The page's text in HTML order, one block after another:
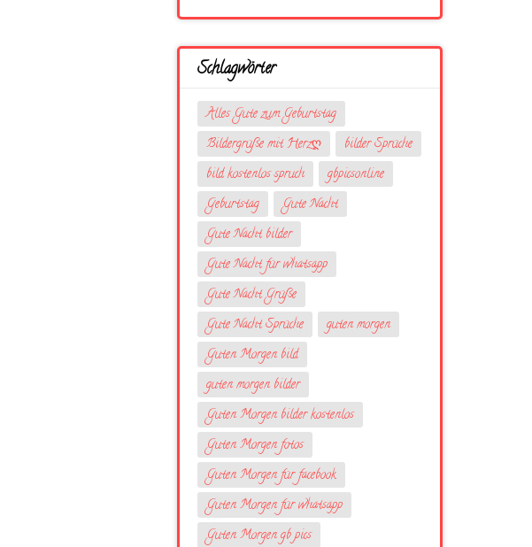
Schlagwörter
Alles Gute zum Geburtstag
Bildergrüße mit Herzღ
bilder Sprüche
bild kostenlos spruch
gbpicsonline
Geburtstag
Gute Nacht
Gute Nacht bilder
Gute Nacht für whatsapp
Gute Nacht Grüße
Gute Nacht Sprüche
guten morgen
Guten Morgen bild
guten morgen bilder
Guten Morgen bilder kostenlos
Guten Morgen fotos
Guten Morgen für facebook
Guten Morgen für whatsapp
Guten Morgen gb pics